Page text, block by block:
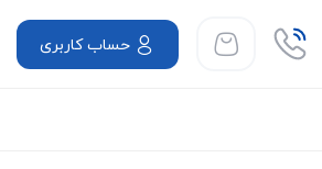
حساب کاربری